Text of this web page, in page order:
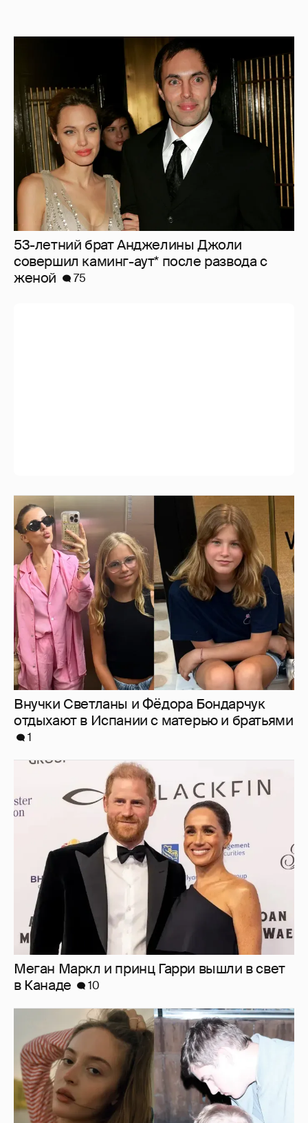
53-летний брат Анджелины Джоли
совершил каминг-аут* после развода с
женой
75
Внучки Светланы и Фёдора Бондарчук
отдыхают в Испании с матерью и братьями
1
Меган Маркл и принц Гарри вышли в свет
в Канаде
Внучка Никиты Михалкова Наталья с
мужем и сыном отдыхает на яхте